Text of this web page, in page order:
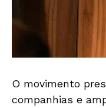
O movimento
companhias e